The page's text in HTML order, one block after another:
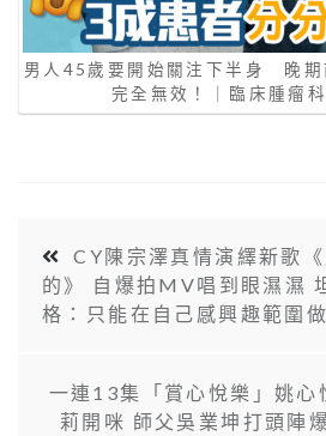
男人45歲要開始關注下半身 晚期
完全無效！｜臨床腫瘤
CY陳宗澤真情演繹新歌
的》 自爆拍MV唱到眼濕濕
格：只能在自己感興趣範圍
一連13集「賞心悅樂」姚心
莉開咪 師父吳業坤打頭陣